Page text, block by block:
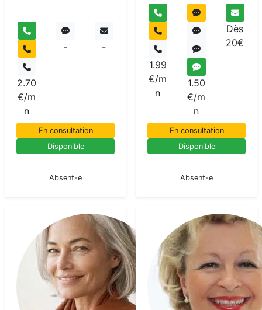
2.70
€/m
n
- -
En consultation
Disponible
Absent-e
1.99
€/m
n
1.50
€/m
n
Dès
20€
En consultation
Disponible
Absent-e
Marie
Esse
Voyant